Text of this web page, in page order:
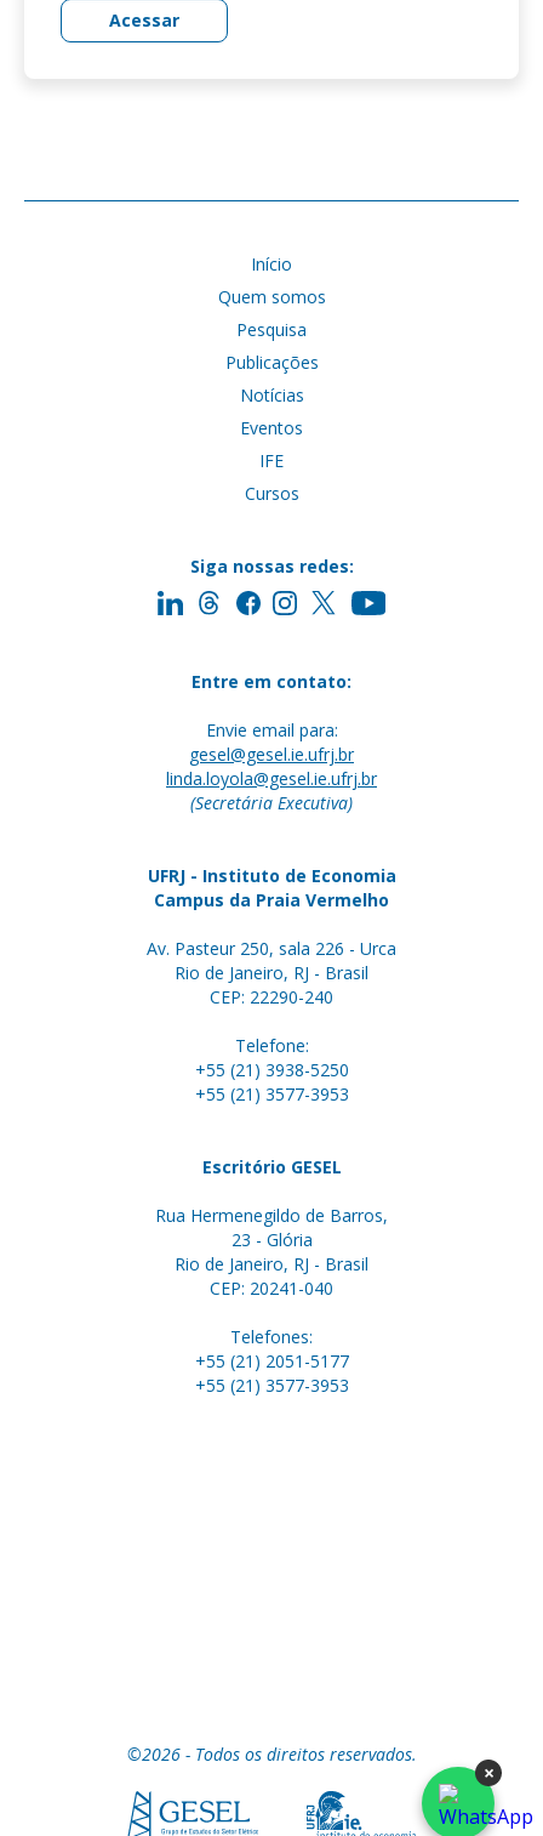
Acessar
Início
Quem somos
Pesquisa
Publicações
Notícias
Eventos
IFE
Cursos
Siga nossas redes:
Entre em contato:
Envie email para:
gesel@gesel.ie.ufrj.br
linda.loyola@gesel.ie.ufrj.br
(Secretária Executiva)
UFRJ - Instituto de Economia
Campus da Praia Vermelho
Av. Pasteur 250, sala 226 - Urca
Rio de Janeiro, RJ - Brasil
CEP: 22290-240
Telefone:
+55 (21) 3938-5250
+55 (21) 3577-3953
Escritório GESEL
Rua Hermenegildo de Barros,
23 - Glória
Rio de Janeiro, RJ - Brasil
CEP: 20241-040
Telefones:
+55 (21) 2051-5177
+55 (21) 3577-3953
©2026 - Todos os direitos reservados.
×